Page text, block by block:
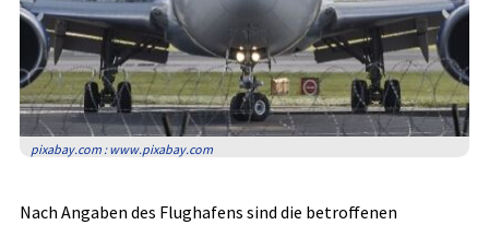
pixabay.com : www.pixabay.com
Nach Angaben des Flughafens sind die betroffenen